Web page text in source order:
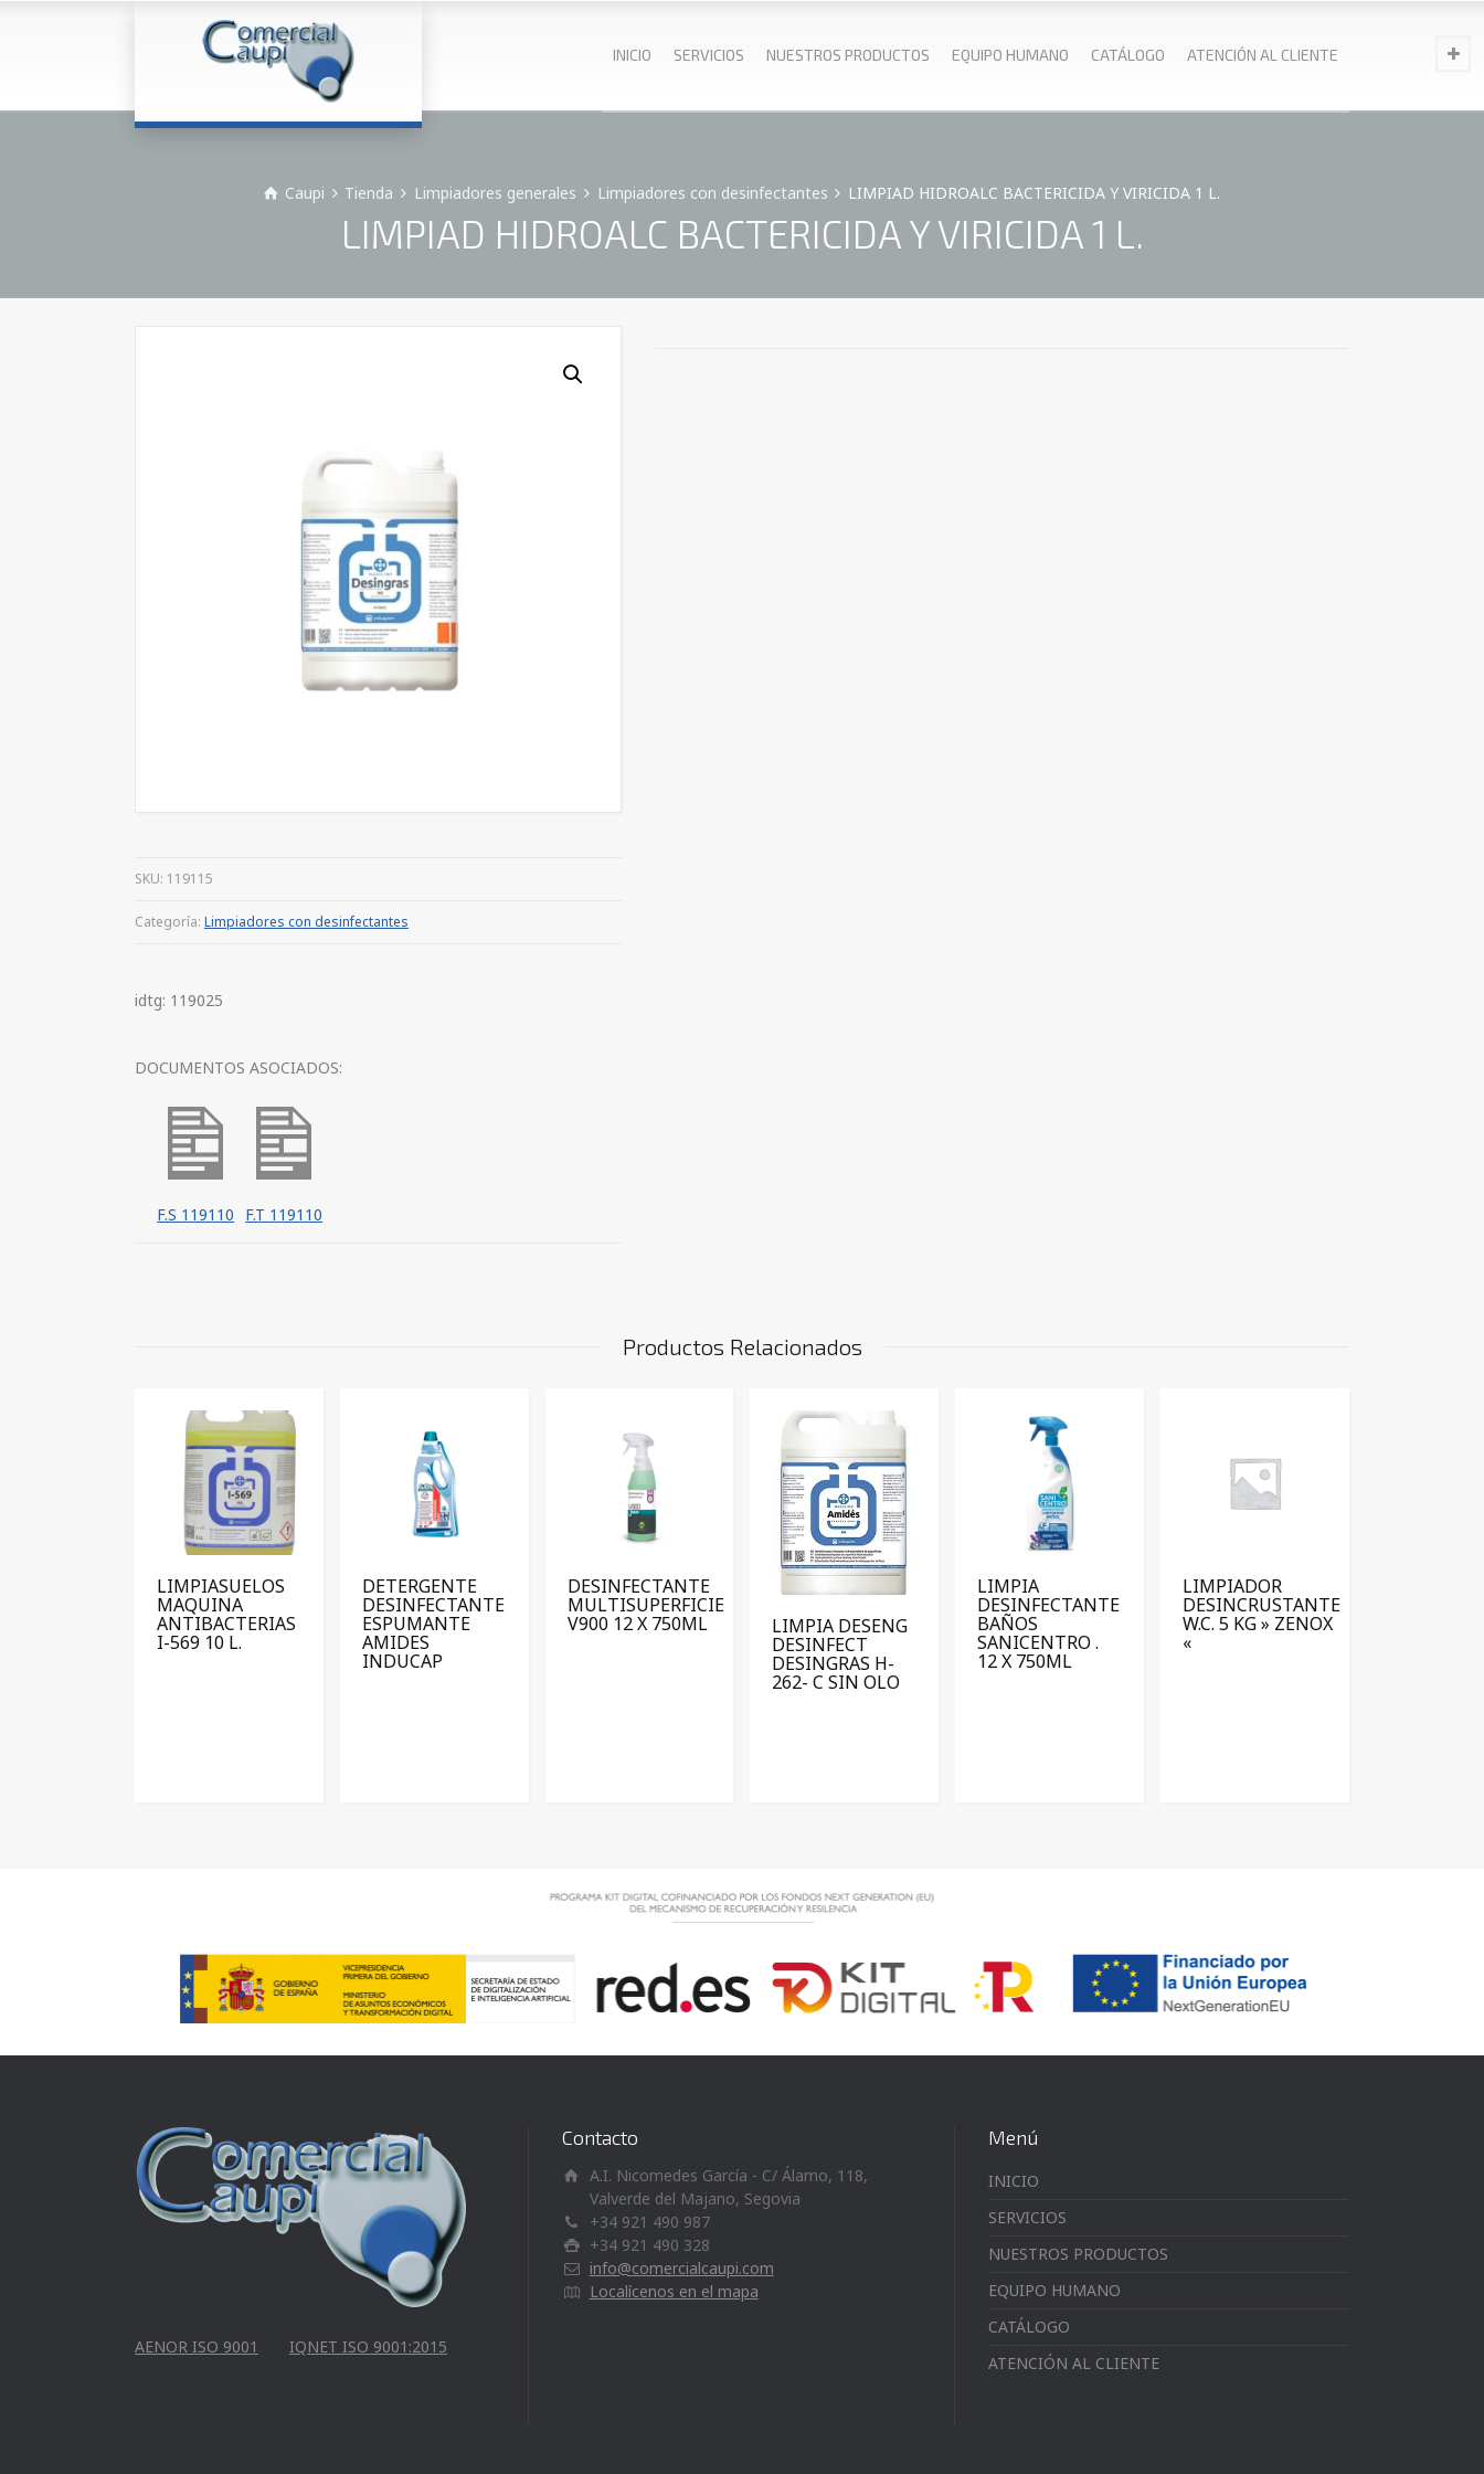
INICIO SERVICIOS NUESTROS PRODUCTOS EQUIPO HUMANO CATÁLOGO ATENCIÓN AL CLIENTE
Caupi Tienda Limpiadores generales Limpiadores con desinfectantes LIMPIAD HIDROALC BACTERICIDA Y VIRICIDA 1 L.
LIMPIAD HIDROALC BACTERICIDA Y VIRICIDA 1 L.
SKU: 119115
Categoría: Limpiadores con desinfectantes
idtg: 119025
DOCUMENTOS ASOCIADOS:
F.S 119110 F.T 119110
Productos Relacionados
LIMPIASUELOS
MAQUINA
ANTIBACTERIAS
I-569 10 L.
DETERGENTE
DESINFECTANTE
ESPUMANTE
AMIDES
INDUCAP
DESINFECTANTE
MULTISUPERFICIE
V900 12 X 750ML LIMPIA DESENG
DESINFECT
DESINGRAS H-
262- C SIN OLO
LIMPIA
DESINFECTANTE
BAÑOS
SANICENTRO .
12 X 750ML
LIMPIADOR
DESINCRUSTANTE
W.C. 5 KG » ZENOX
«
AENOR ISO 9001 IQNET ISO 9001:2015
Contacto
A.I. Nicomedes García - C/ Álamo, 118,
Valverde del Majano, Segovia
+34 921 490 987
+34 921 490 328
info@comercialcaupi.com
Localícenos en el mapa
Menú
INICIO
SERVICIOS
NUESTROS PRODUCTOS
EQUIPO HUMANO
CATÁLOGO
ATENCIÓN AL CLIENTE